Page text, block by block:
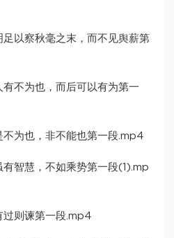
以察秋毫之末，而不见舆薪第
不为也，而后可以有为第一
不为也，非不能也第一段.mp4
智慧，不如乘势第一段(1).mp
过则谏第一段.mp4